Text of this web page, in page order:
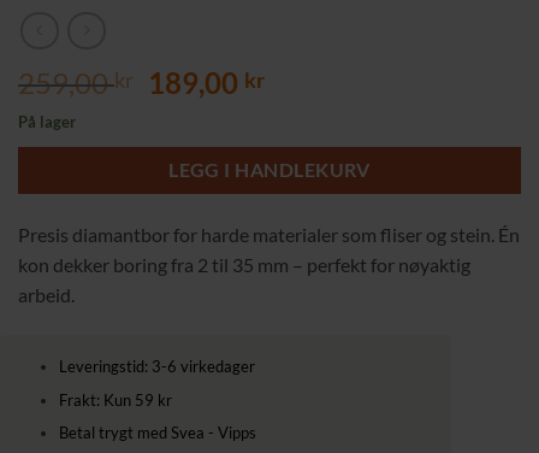
259,00kr
Opprinnelig
var:
259,00 kr.
189,00 krNåværende
er:
189,00 kr.
På lager
LEGG I HANDLEKURV
Presis diamantbor for harde materialer som fliser og stein. Én
kon dekker boring fra 2 til 35 mm – perfekt for nøyaktig
arbeid.
Leveringstid: 3-6 virkedager
Frakt: Kun 59 kr
Betal trygt med Svea - Vipps